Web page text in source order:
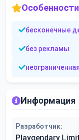
бесконечные
без рекламы
Информация
Разработчик:
Playgendary